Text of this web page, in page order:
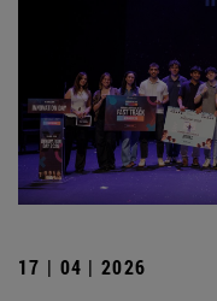
17 | 04 | 2026